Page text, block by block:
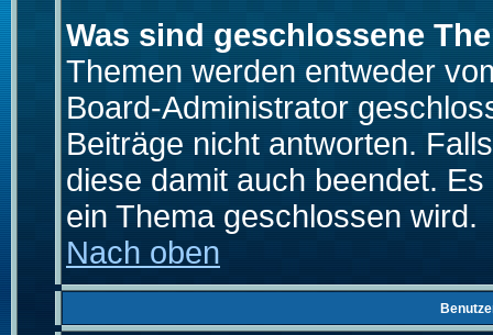
Was sind geschlossene
Themen werden entweder
Board-Administrator
Beiträge nicht antworten.
diese damit auch beendet.
ein Thema geschlossen wird.
Nach oben